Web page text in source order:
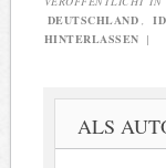
DEUTSCHLAND
HINTERLASSEN |
ALS